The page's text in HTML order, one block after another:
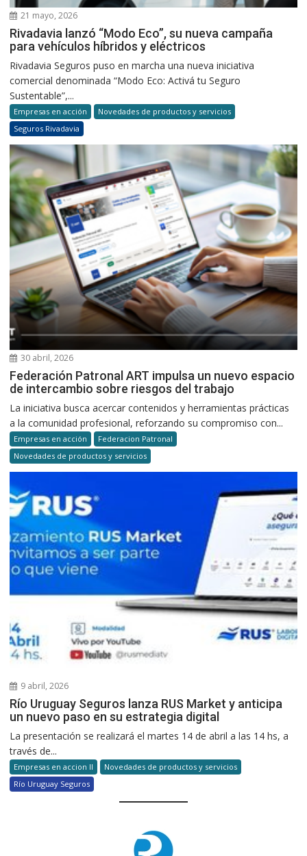
21 mayo, 2026
Rivadavia lanzó “Modo Eco”, su nueva campaña
para vehículos híbridos y eléctricos
Rivadavia Seguros puso en marcha una nueva iniciativa
comercial denominada “Modo Eco: Activá tu Seguro
Sustentable”,...
Empresas en acción
Novedades de productos y servicios
Seguros Rivadavia
30 abril, 2026
Federación Patronal ART impulsa un nuevo espacio
de intercambio sobre riesgos del trabajo
La iniciativa busca acercar contenidos y herramientas prácticas
a la comunidad profesional, reforzando su compromiso con...
Empresas en acción
Federacion Patronal
Novedades de productos y servicios
9 abril, 2026
Río Uruguay Seguros lanza RUS Market y anticipa
un nuevo paso en su estrategia digital
La presentación se realizará el martes 14 de abril a las 14 hs, a
través de...
Empresas en accion II
Novedades de productos y servicios
Río Uruguay Seguros